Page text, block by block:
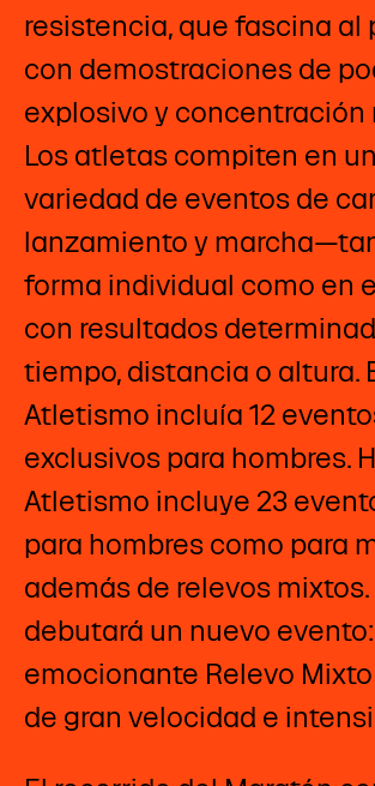
resistencia, que fascina al
con demostraciones de
explosivo y concentración
Los atletas compiten en
variedad de eventos de
lanzamiento y
forma individual como en
con resultados
tiempo, distancia o altura.
Atletismo incluía 12
exclusivos para hombres.
Atletismo incluye 23
para hombres como para
además de relevos mixtos.
debutará un nuevo
emocionante Relevo
de gran velocidad e